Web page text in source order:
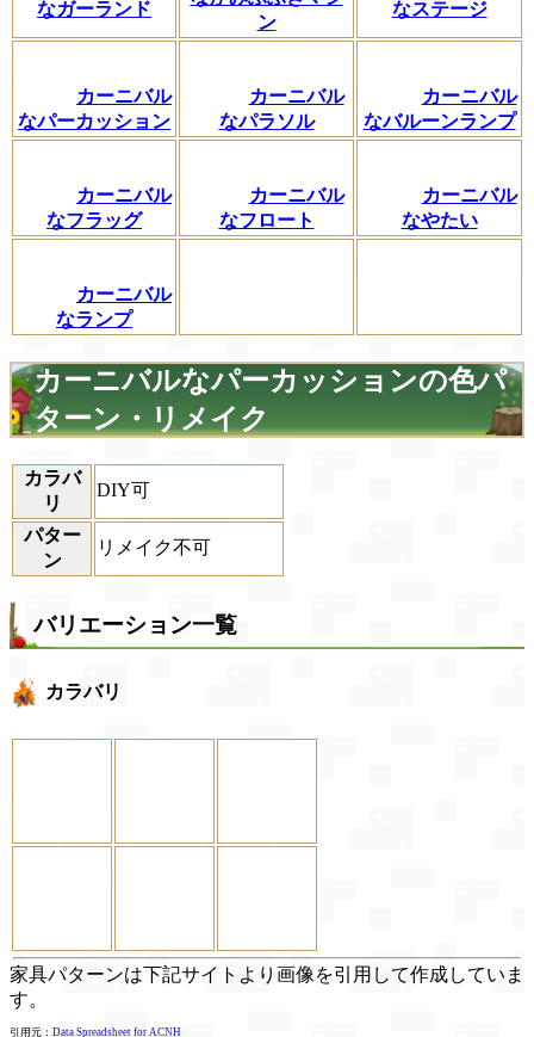
なガーランド
ン
なステージ
カーニバル
なパーカッション
カーニバル
なパラソル
カーニバル
なバルーンランプ
カーニバル
なフラッグ
カーニバル
なフロート
カーニバル
なやたい
カーニバル
なランプ
カーニバルなパーカッションの色パ
ターン・リメイク
カラバ
リ
DIY可
パター
ン
リメイク不可
バリエーション一覧
カラバリ
家具パターンは下記サイトより画像を引用して作成していま
す。
引用元： Data Spreadsheet for ACNH